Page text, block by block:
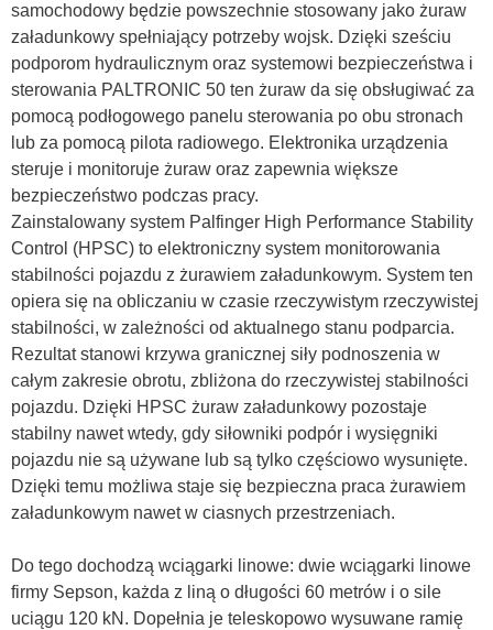
samochodowy będzie powszechnie stosowany jako żuraw
załadunkowy spełniający potrzeby wojsk. Dzięki sześciu
podporom hydraulicznym oraz systemowi bezpieczeństwa i
sterowania PALTRONIC 50 ten żuraw da się obsługiwać za
pomocą podłogowego panelu sterowania po obu stronach
lub za pomocą pilota radiowego. Elektronika urządzenia
steruje i monitoruje żuraw oraz zapewnia większe
bezpieczeństwo podczas pracy.
Zainstalowany system Palfinger High Performance Stability
Control (HPSC) to elektroniczny system monitorowania
stabilności pojazdu z żurawiem załadunkowym. System ten
opiera się na obliczaniu w czasie rzeczywistym rzeczywistej
stabilności, w zależności od aktualnego stanu podparcia.
Rezultat stanowi krzywa granicznej siły podnoszenia w
całym zakresie obrotu, zbliżona do rzeczywistej stabilności
pojazdu. Dzięki HPSC żuraw załadunkowy pozostaje
stabilny nawet wtedy, gdy siłowniki podpór i wysięgniki
pojazdu nie są używane lub są tylko częściowo wysunięte.
Dzięki temu możliwa staje się bezpieczna praca żurawiem
załadunkowym nawet w ciasnych przestrzeniach.
Do tego dochodzą wciągarki linowe: dwie wciągarki linowe
firmy Sepson, każda z liną o długości 60 metrów i o sile
uciągu 120 kN. Dopełnia je teleskopowo wysuwane ramię